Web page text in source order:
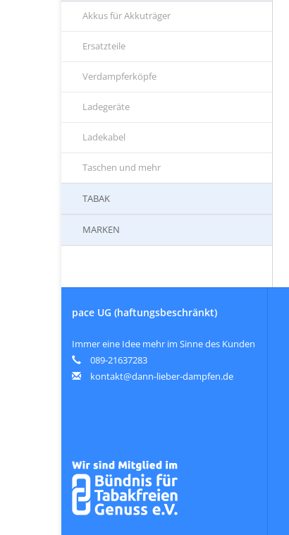
Akkus für Akkuträger
Ersatzteile
Verdampferköpfe
Ladegeräte
Ladekabel
Taschen und mehr
TABAK
MARKEN
pace UG (haftungsbeschränkt)
Immer eine Idee mehr im Sinne des Kunden
089-21637283
kontakt@dann-lieber-dampfen.de